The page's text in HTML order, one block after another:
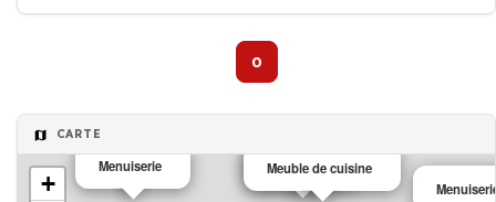
0
CARTE
Menuiserie
Menuiserie Meuble de cuisine
+